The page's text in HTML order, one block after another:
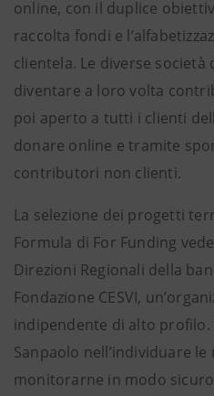
online, con il duplice
raccolta fondi e
clientela. Le diverse
diventare a loro volta
poi aperto a tutti i clienti
donare online e tramite
contributori non clienti.
La selezione dei progetti
Formula di For Funding
Direzioni Regionali della
Fondazione CESVI,
indipendente di alto profilo.
Sanpaolo nell’individuare
monitorarne in modo